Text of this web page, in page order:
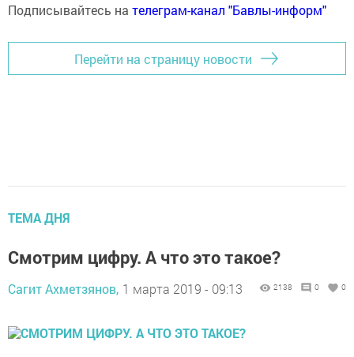
Подписывайтесь на телеграм-канал "Бавлы-информ"
Перейти на страницу новости
ТЕМА ДНЯ
Смотрим цифру. А что это такое?
Сагит Ахметзянов, 1 марта 2019 - 09:13 2138 0 0